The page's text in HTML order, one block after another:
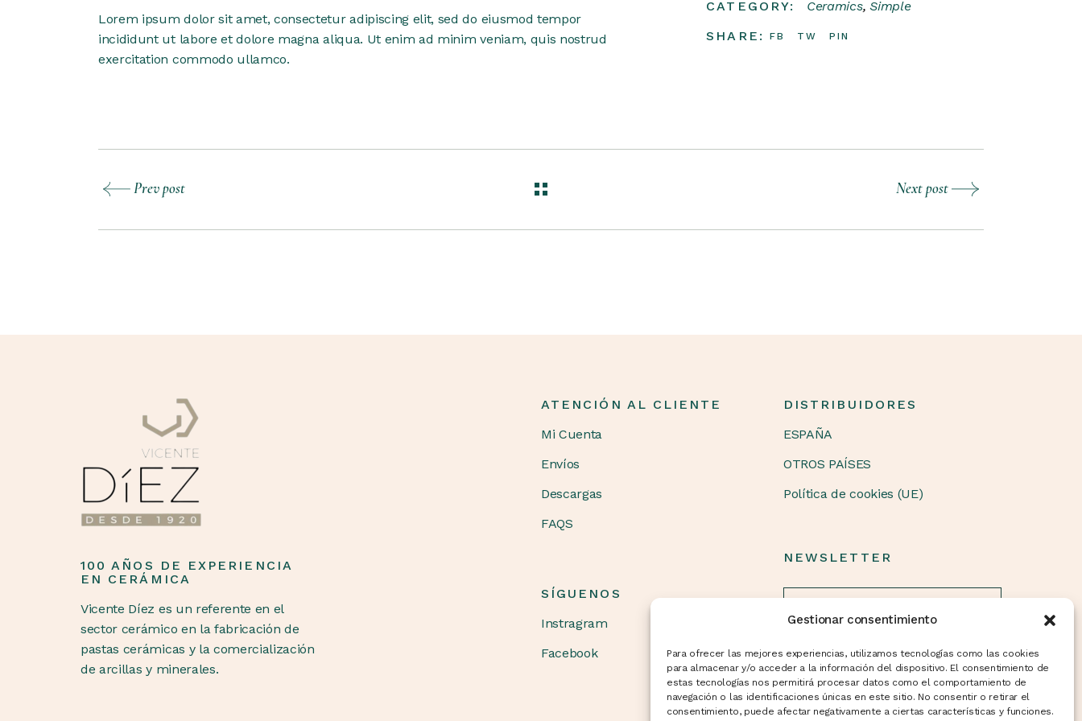
Gestionar consentimiento
Para ofrecer las mejores experiencias, utilizamos tecnologías como las cookies
para almacenar y/o acceder a la información del dispositivo. El consentimiento de
estas tecnologías nos permitirá procesar datos como el comportamiento de
navegación o las identificaciones únicas en este sitio. No consentir o retirar el
consentimiento, puede afectar negativamente a ciertas características y funciones.
Lorem ipsum dolor sit amet, consectetur adipiscing elit, sed do eiusmod tempor
incididunt ut labore et dolore magna aliqua. Ut enim ad minim veniam, quis nostrud
exercitation commodo ullamco.
CATEGORY: Ceramics Simple
SHARE:
FB TW PIN
Prev post Next post
100 AÑOS DE EXPERIENCIA
EN CERÁMICA
Vicente Díez es un referente en el
sector cerámico en la fabricación de
pastas cerámicas y la comercialización
de arcillas y minerales.
ATENCIÓN AL CLIENTE
Mi Cuenta
Envíos
Descargas
FAQS
SÍGUENOS
Instragram
Facebook
DISTRIBUIDORES
ESPAÑA
OTROS PAÍSES
Política de cookies (UE)
NEWSLETTER